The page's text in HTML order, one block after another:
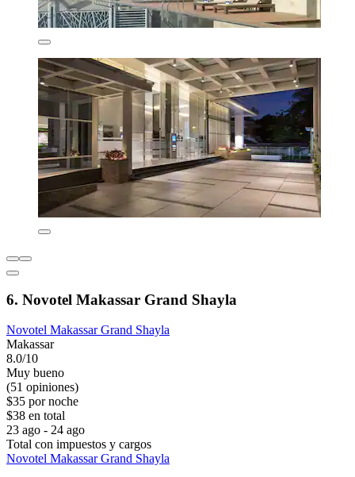
6. Novotel Makassar Grand Shayla
Novotel Makassar Grand Shayla
Makassar
8.0/10
Muy bueno
(51 opiniones)
$35 por noche
$38 en total
23 ago - 24 ago
Total con impuestos y cargos
Novotel Makassar Grand Shayla